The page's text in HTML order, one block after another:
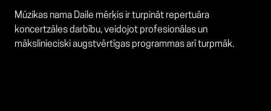
Mūzikas nama Daile mērķis ir turpināt repertuāra
koncertzāles darbību, veidojot profesionālas un
mākslinieciski augstvērtīgas programmas arī turpmāk.